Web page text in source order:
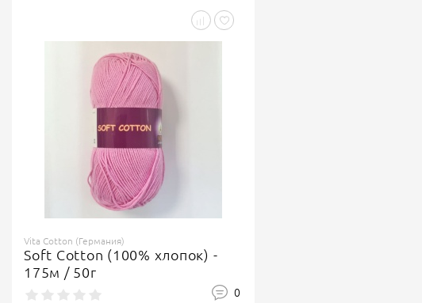
Vita Cotton (Германия)
Soft Cotton (100% хлопок) -
175м / 50г
0